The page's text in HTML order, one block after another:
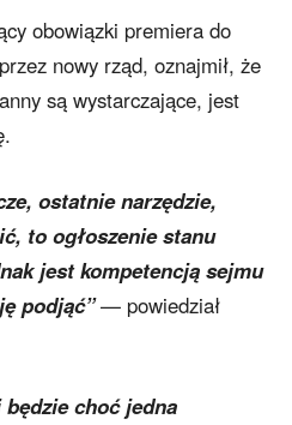
obowiązki premiera do
nowy rząd, oznajmił, że
są wystarczające, jest
ostatnie narzędzie,
to ogłoszenie stanu
jest kompetencją sejmu
podjąć”— powiedział
choć jedna